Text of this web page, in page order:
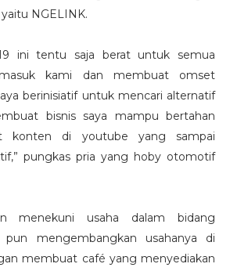
NGELINK.
ini tentu saja berat untuk semua
kami dan membuat omset
berinisiatif untuk mencari alternatif
bisnis saya mampu bertahan
konten di youtube yang sampai
pungkas pria yang hoby otomotif
menekuni usaha dalam bidang
pun mengembangkan usahanya di
membuat café yang menyediakan